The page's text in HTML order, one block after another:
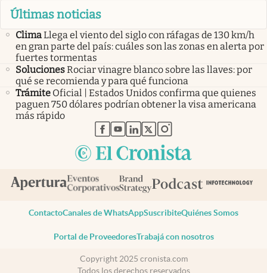
Últimas noticias
ClimaLlega el viento del siglo con ráfagas de 130 km/h
en gran parte del país: cuáles son las zonas en alerta por
fuertes tormentas
SolucionesRociar vinagre blanco sobre las llaves: por
qué se recomienda y para qué funciona
Trámite Oficial | Estados Unidos confirma que quienes
paguen 750 dólares podrían obtener la visa americana
más rápido
abre en nueva pestaña
abre en nueva pestaña
abre en nueva pestaña
abre en nueva pestaña
abre en nueva pestaña
ContactoCanales de WhatsAppSuscribiteQuiénes Somos
Portal de ProveedoresTrabajá con nosotros
Copyright 2025 cronista.com
Todos los derechos reservados